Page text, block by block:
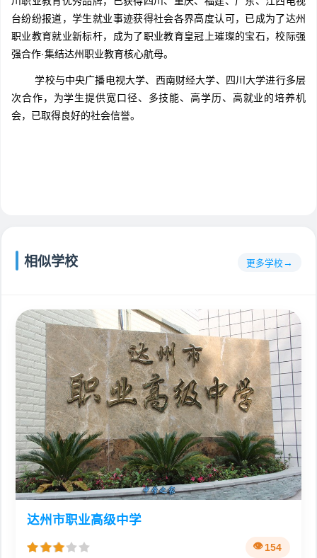
台纷纷报道，学生就业事迹获得社会各界高度认可，已成为了达州
职业教育就业新标杆，成为了职业教育皇冠上璀璨的宝石，校际强
强合作·集结达州职业教育核心航母。
学校与中央广播电视大学、西南财经大学、四川大学进行多层
次合作，为学生提供宽口径、多技能、高学历、高就业的培养机
会，已取得良好的社会信誉。
相似学校 更多学校
达州市职业高级中学
154